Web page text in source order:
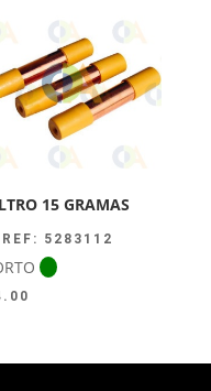
15 GRAMAS
REF: 5283112